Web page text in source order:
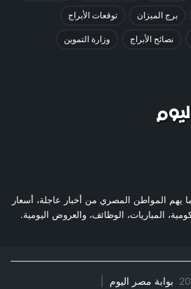
برج الميزان توقعات الأبراج
نصائح الأبراج وزارة التموين
المواطن المصري من أخبار عاجلة، أسعار
المباريات، الوظائف، والعروض اليومية.
بوابة مصر اليوم